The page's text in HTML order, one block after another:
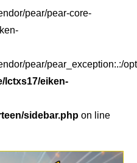
pear/pear-core-
pear/pear_exception:.:/
lctxs17/eiken-
sidebar.php on line